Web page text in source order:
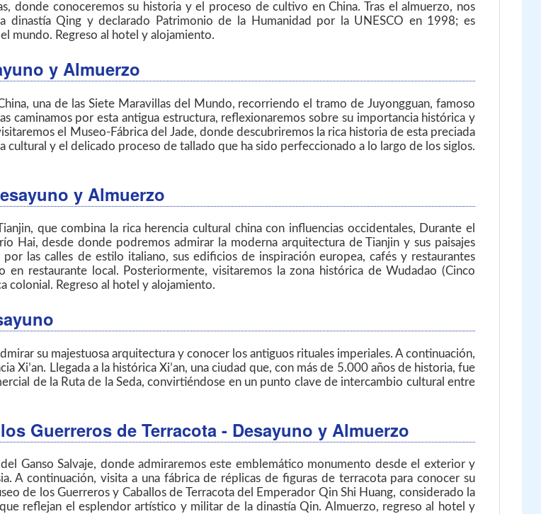
donde conoceremos su historia y el proceso de cultivo en China. Tras el almuerzo, nos
dinastía Qing y declarado Patrimonio de la Humanidad por la UNESCO en 1998; es
mundo. Regreso al hotel y alojamiento.
y Almuerzo
una de las Siete Maravillas del Mundo, recorriendo el tramo de Juyongguan, famoso
caminamos por esta antigua estructura, reflexionaremos sobre su importancia histórica y
el Museo-Fábrica del Jade, donde descubriremos la rica historia de esta preciada
cultural y el delicado proceso de tallado que ha sido perfeccionado a lo largo de los siglos.
y Almuerzo
que combina la rica herencia cultural china con influencias occidentales, Durante el
Hai, desde donde podremos admirar la moderna arquitectura de Tianjin y sus paisajes
las calles de estilo italiano, sus edificios de inspiración europea, cafés y restaurantes
restaurante local. Posteriormente, visitaremos la zona histórica de Wudadao (Cinco
colonial. Regreso al hotel y alojamiento.
su majestuosa arquitectura y conocer los antiguos rituales imperiales. A continuación,
Xi’an. Llegada a la histórica Xi’an, una ciudad que, con más de 5.000 años de historia, fue
de la Ruta de la Seda, convirtiéndose en un punto clave de intercambio cultural entre
Guerreros de Terracota - Desayuno y Almuerzo
Ganso Salvaje, donde admiraremos este emblemático monumento desde el exterior y
A continuación, visita a una fábrica de réplicas de figuras de terracota para conocer su
de los Guerreros y Caballos de Terracota del Emperador Qin Shi Huang, considerado la
reflejan el esplendor artístico y militar de la dinastía Qin. Almuerzo, regreso al hotel y